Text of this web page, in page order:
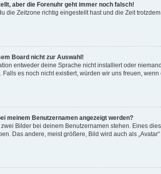
aber die Forenuhr geht immer noch falsch!
die Zeitzone richtig eingestellt hast und die Zeit
Board nicht zur Auswahl!
entweder deine Sprache nicht installiert oder
es noch nicht existiert, würden wir uns freuen,
meinem Benutzernamen angezeigt werden?
Bilder bei deinem Benutzernamen stehen. Eines
Das andere, meist größere, Bild wird auch als